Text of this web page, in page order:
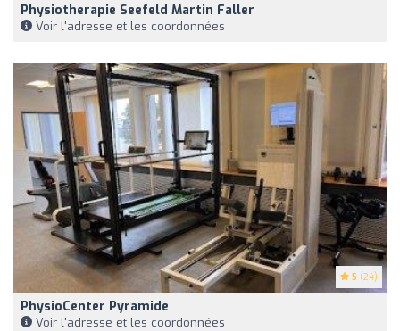
Physiotherapie Seefeld Martin Faller
Voir l'adresse et les coordonnées
5 (24)
PhysioCenter Pyramide
Voir l'adresse et les coordonnées